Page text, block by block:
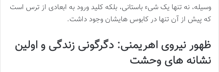
وسیله، نه تنها یک شیء باستانی، بلکه کلید ورود به ابعادی از ترس است
که پیش از آن تنها در کابوس هایشان وجود داشت.
ظهور نیروی اهریمنی: دگرگونی زندگی و اولین
نشانه های وحشت